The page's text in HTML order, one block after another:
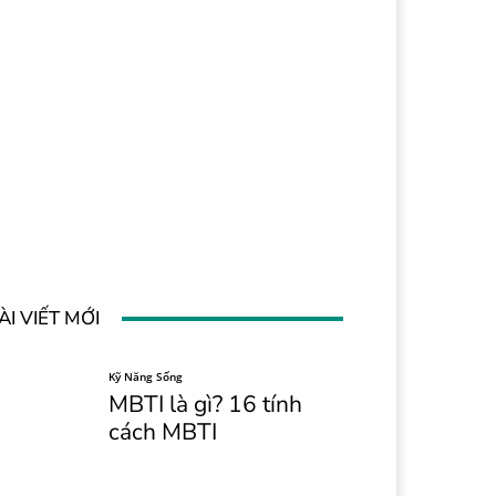
VIẾT MỚI
Kỹ Năng Sống
MBTI là gì? 16 tính
cách MBTI